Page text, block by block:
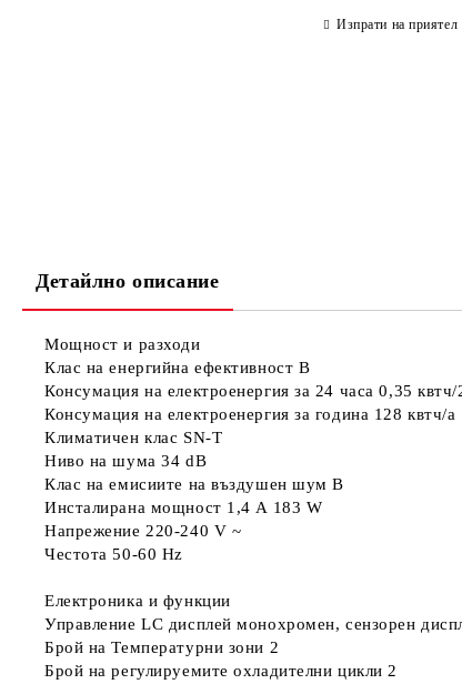
Изпрати на приятел
Детайлно описание
Мощност и разходи
Клас на енергийна ефективност B
Консумация на електроенергия за 24 часа 0,35 квтч/
Консумация на електроенергия за година 128 квтч/a
Климатичен клас SN-T
Ниво на шума 34 dB
Клас на емисиите на въздушен шум B
Инсталирана мощност 1,4 A 183 W
Напрежение 220-240 V ~
Честота 50-60 Hz
Електроника и функции
Управление LC дисплей монохромен, сензорен
Брой на Температурни зони 2
Брой на регулируемите охладителни цикли 2